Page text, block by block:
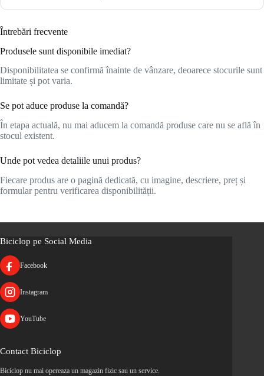
Întrebări frecvente
Produsele sunt disponibile imediat?
Disponibilitatea se confirmă înainte de vânzare, deoarece stocurile sunt
limitate și pot varia.
Se pot aduce produse la comandă?
În etapa actuală, nu mai aducem la comandă produse care nu se află în
stocul existent.
Unde pot vedea detaliile unui produs?
Fiecare produs are o pagină dedicată, cu imagine, descriere, preț și
formular pentru verificarea disponibilității.
Biciclop pe Social Media
Facebook
Instagram
YouTube
Contact Biciclop
Biciclop nu mai opereaza un magazin fizic sau un service.